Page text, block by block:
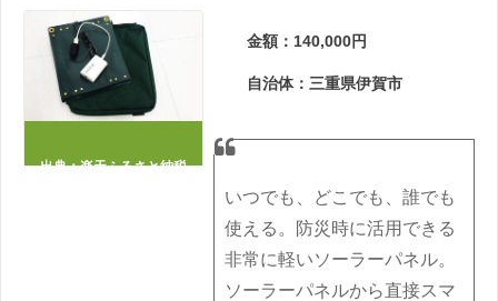
出典：楽天ふるさと納税
金額：140,000円
自治体：三重県伊賀市
いつでも、どこでも、誰でも
使える。防災時に活用できる
非常に軽いソーラーパネル。
ソーラーパネルから直接スマ